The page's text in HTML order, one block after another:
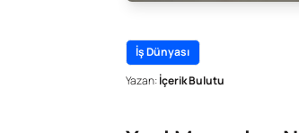
İş Dünyası
Yazan:İçerik Bulutu